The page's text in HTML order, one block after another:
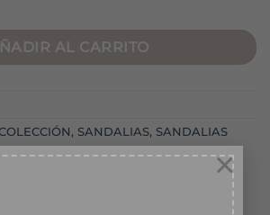
×
AL CARRITO
, SANDALIAS, SANDALIAS